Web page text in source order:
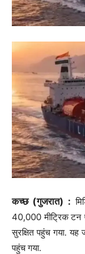
कच्छ (गुजरात) :
40,000 मीट्रिक टन
सुरक्षित पहुंच गया. यह
पहुंच गया.